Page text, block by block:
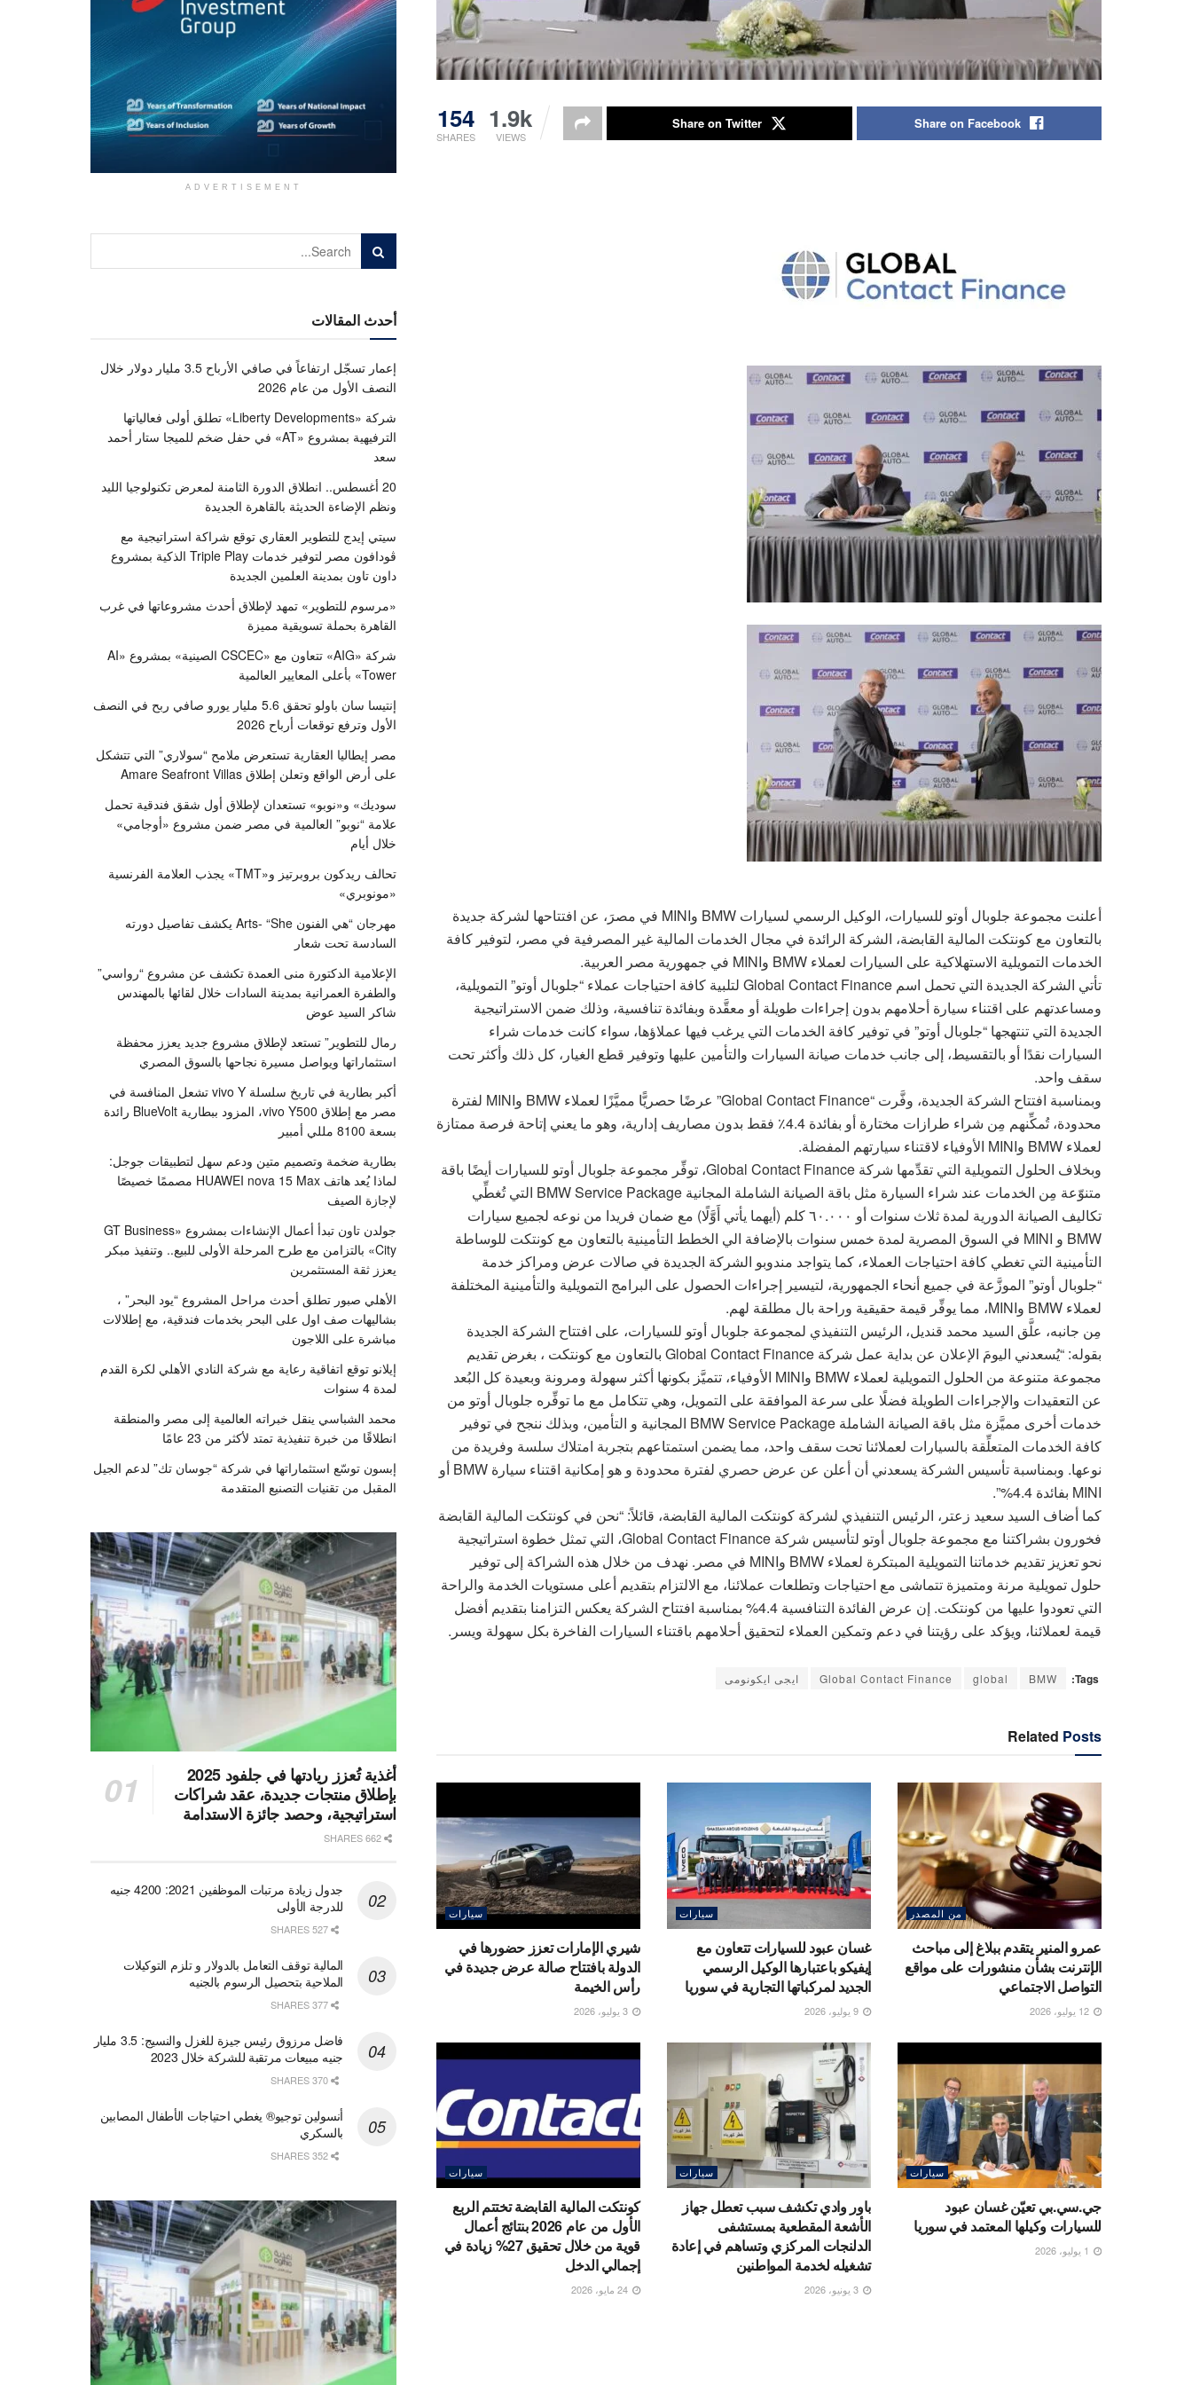
154
SHARES
1.9k
VIEWS
Share on Facebook
Share on Twitter
أعلنت مجموعة جلوبال أوتو للسيارات، الوكيل الرسمي لسيارات BMW وMINI في مصرَ، عن افتتاحها لشركة جديدة
بالتعاون مع كونتكت المالية القابضة، الشركة الرائدة في مجال الخدمات المالية غير المصرفية في مصر، لتوفير كافة
الخدمات التمويلية الاستهلاكية على السيارات لعملاء BMW وMINI في جمهورية مصر العربية.
تأتي الشركة الجديدة التي تحمل اسم Global Contact Finance لتلبية كافة احتياجات عملاء “جلوبال أوتو” التمويلية،
ومساعدتهم على اقتناء سيارة أحلامهم بدون إجراءات طويلة أو معقَّدة وبفائدة تنافسية، وذلك ضمن الاستراتيجية
الجديدة التي تنتهجها “جلوبال أوتو” في توفير كافة الخدمات التي يرغب فيها عملاؤها، سواء كانت خدمات شراء
السيارات نقدًا أو بالتقسيط، إلى جانب خدمات صيانة السيارات والتأمين عليها وتوفير قطع الغيار، كل ذلك وأكثر تحت
سقف واحد.
وبمناسبة افتتاح الشركة الجديدة، وفَّرت “Global Contact Finance” عرضًا حصريًّا مميَّزًا لعملاء BMW وMINI لفترة
محدودة، تُمكِّنهم مِن شراء طرازات مختارة أو بفائدة 4.4٪ فقط بدون مصاريف إدارية، وهو ما يعني إتاحة فرصة ممتازة
لعملاء BMW وMINI الأوفياء لاقتناء سيارتهم المفضلة.
وبخلاف الحلول التمويلية التي تقدِّمها شركة Global Contact Finance، توفِّر مجموعة جلوبال أوتو للسيارات أيضًا باقة
متنوّعة مِن الخدمات عند شراء السيارة مثل باقة الصيانة الشاملة المجانية BMW Service Package التي تُغطِّي
تكاليف الصيانة الدورية لمدة ثلاث سنوات أو ٦٠.٠٠٠ كلم (أيهما يأتي أَوَّلًا) مع ضمان فريدا من نوعه لجميع سيارات
BMW و MINI في السوق المصرية لمدة خمس سنوات بالإضافة الي الخطط التأمينية بالتعاون مع كونتكت للوساطة
التأمينية التي تغطي كافة احتياجات العملاء، كما يتواجد مندوبو الشركة الجديدة في صالات عرض ومراكز خدمة
“جلوبال أوتو” الموزَّعة في جميع أنحاء الجمهورية، لتيسير إجراءات الحصول على البرامج التمويلية والتأمينية المختلفة
لعملاء BMW وMINI، مما يوفِّر قيمة حقيقية وراحة بال مطلقة لهم.
مِن جانبه، علَّق السيد محمد قنديل، الرئيس التنفيذي لمجموعة جلوبال أوتو للسيارات، على افتتاح الشركة الجديدة
بقوله: “يُسعدني اليومَ الإعلان عن بداية عمل شركة Global Contact Finance بالتعاون مع كونتكت ، بغرض تقديم
مجموعة متنوعة من الحلول التمويلية لعملاء BMW وMINI الأوفياء، تتميَّز بكونها أكثر سهولة ومرونة وبعيدة كل البُعد
عن التعقيدات والإجراءات الطويلة فضلًا على سرعة الموافقة على التمويل، وهي تتكامل مع ما توفِّره جلوبال أوتو من
خدمات أخرى مميَّزة مثل باقة الصيانة الشاملة BMW Service Package المجانية و التأمين، وبذلك ننجح في توفير
كافة الخدمات المتعلِّقة بالسيارات لعملائنا تحت سقف واحد، مما يضمن استمتاعهم بتجربة امتلاك سلسة وفريدة من
نوعها. وبمناسبة تأسيس الشركة يسعدني أن أعلن عن عرض حصري لفترة محدودة و هو إمكانية اقتناء سيارة BMW أو
MINI بفائدة 4.4%”.
كما أضاف السيد سعيد زعتر، الرئيس التنفيذي لشركة كونتكت المالية القابضة، قائلاً: “نحن في كونتكت المالية القابضة
فخورون بشراكتنا مع مجموعة جلوبال أوتو لتأسيس شركة Global Contact Finance، التي تمثل خطوة استراتيجية
نحو تعزيز تقديم خدماتنا التمويلية المبتكرة لعملاء BMW وMINI في مصر. نهدف من خلال هذه الشراكة إلى توفير
حلول تمويلية مرنة ومتميزة تتماشى مع احتياجات وتطلعات عملائنا، مع الالتزام بتقديم أعلى مستويات الخدمة والراحة
التي تعودوا عليها من كونتكت. إن عرض الفائدة التنافسية 4.4% بمناسبة افتتاح الشركة يعكس التزامنا بتقديم أفضل
قيمة لعملائنا، ويؤكد على رؤيتنا في دعم وتمكين العملاء لتحقيق أحلامهم باقتناء السيارات الفاخرة بكل سهولة ويسر.
Tags:
BMW
global
Global Contact Finance ايجى ايكونومى
Related Posts
من المصدر
عمرو المنير يتقدم ببلاغ إلى مباحث
الإنترنت بشأن منشورات على مواقع
التواصل الاجتماعي
سيارات
غسان عبود للسيارات تتعاون مع
إيفيكو باعتبارها الوكيل الرسمي
الجديد لمركباتها التجارية في سوريا
سيارات
شيري الإمارات تعزز حضورها في
الدولة بافتتاح صالة عرض جديدة في
رأس الخيمة
سيارات
جي.سي.بي تعيّن غسان عبود
للسيارات وكيلها المعتمد في سوريا
سيارات
باور وادي تكشف سبب تعطل جهاز
الأشعة المقطعية بمستشفى
الدلنجات المركزي وتساهم في إعادة
تشغيله لخدمة المواطنين
سيارات
كونتكت المالية القابضة تختتم الربع
الأول من عام 2026 بنتائج أعمال
قوية من خلال تحقيق 27% زيادة في
إجمالي الدخل
ADVERTISEMENT
أحدث المقالات
إعمار تسجّل ارتفاعاً في صافي الأرباح 3.5 مليار دولار خلال
النصف الأول من عام 2026
شركة «Liberty Developments» تطلق أولى فعالياتها
الترفيهية بمشروع «AT» في حفل ضخم للميجا ستار أحمد
سعد
20 أغسطس.. انطلاق الدورة الثامنة لمعرض تكنولوجيا الليد
ونظم الإضاءة الحديثة بالقاهرة الجديدة
سيتي إيدج للتطوير العقاري توقع شراكة استراتيجية مع
ڤودافون مصر لتوفير خدمات Triple Play الذكية بمشروع
داون تاون بمدينة العلمين الجديدة
«مرسوم للتطوير» تمهد لإطلاق أحدث مشروعاتها في غرب
القاهرة بحملة تسويقية مميزة
شركة «AIG» تتعاون مع «CSCEC الصينية» بمشروع «AI
Tower» بأعلى المعايير العالمية
إنتيسا سان باولو تحقق 5.6 مليار يورو صافي ربح في النصف
الأول وترفع توقعات أرباح 2026
مصر إيطاليا العقارية تستعرض ملامح “سولاري” التي تتشكل
على أرض الواقع وتعلن إطلاق Amare Seafront Villas
سوديك» و«نوبو» تستعدان لإطلاق أول شقق فندقية تحمل
علامة “نوبو” العالمية في مصر ضمن مشروع «أوجامي»
خلال أيام
تحالف ريدكون بروبرتيز و«TMT» يجذب العلامة الفرنسية
«مونوبري»
مهرجان “هي الفنون Arts- “She يكشف تفاصيل دورته
السادسة تحت شعار
الإعلامية الدكتورة منى العمدة تكشف عن مشروع “رواسي”
والطفرة العمرانية بمدينة السادات خلال لقائها بالمهندس
شاكر السيد عوض
رمال للتطوير” تستعد لإطلاق مشروع جديد يعزز محفظة
استثماراتها ويواصل مسيرة نجاحها بالسوق المصري
أكبر بطارية في تاريخ سلسلة vivo Y تشعل المنافسة في
مصر مع إطلاق vivo Y500، المزود ببطارية BlueVolt رائدة
بسعة 8100 مللي أمبير
بطارية ضخمة وتصميم متين ودعم سهل لتطبيقات جوجل:
لماذا يُعد هاتف HUAWEI nova 15 Max مصممًا خصيصًا
لإجازة الصيف
جولدن تاون تبدأ أعمال الإنشاءات بمشروع «GT Business
City» بالتزامن مع طرح المرحلة الأولى للبيع.. وتنفيذ مبكر
يعزز ثقة المستثمرين
الأهلي صبور تطلق أحدث مراحل المشروع “يود البحر” ،
بشاليهات صف اول على البحر بخدمات فندقية، مع إطلالات
مباشرة على اللاجون
إيلانو توقع اتفاقية رعاية مع شركة النادي الأهلي لكرة القدم
لمدة 4 سنوات
محمد الشباسي ينقل خبراته العالمية إلى مصر والمنطقة
انطلاقًا من خبرة تنفيذية تمتد لأكثر من 23 عامًا
إبسون توسّع استثماراتها في شركة “جوسان تك” لدعم الجيل
المقبل من تقنيات التصنيع المتقدمة
أغذية تُعزز ريادتها في جلفود 2025
بإطلاق منتجات جديدة، عقد شراكات
استراتيجية، وحصد جائزة الاستدامة
جدول زيادة مرتبات الموظفين 2021: 4200 جنيه
للدرجة الأولى
المالية توقف التعامل بالدولار و تلزم التوكيلات
الملاحية بتحصيل الرسوم بالجنيه
فاضل مرزوق رئيس جيزة للغزل والنسيج: 3.5 مليار
جنيه مبيعات مرتقبة للشركة خلال 2023
أنسولين توجيو® يغطي احتياجات الأطفال المصابين
بالسكري